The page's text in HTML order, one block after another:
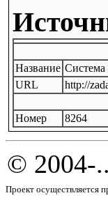
Название Система
URL
http://
Номер
8264
© 2004-
Проект осуществляется